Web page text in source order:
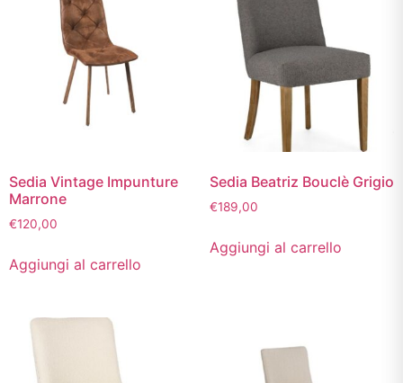
Sedia Vintage Impunture
Marrone
€120,00
Aggiungi al carrello
Sedia Beatriz Bouclè Grigio
€189,00
Aggiungi al carrello